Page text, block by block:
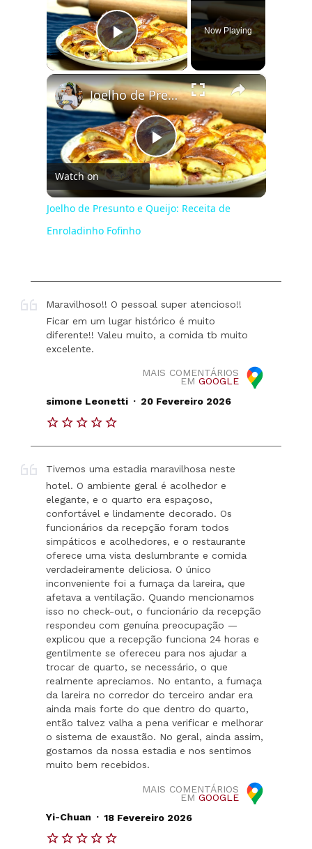
Play Video
Now Playing
×
Play
Video
Joelho de Presunto e Queijo: Receita de Enroladinho Fofinho
Watch on
Joelho de Presunto e Queijo: Receita de
Enroladinho Fofinho
Maravilhoso!! O pessoal super atencioso!!
Ficar em um lugar histórico é muito
diferente!! Valeu muito, a comida tb muito
excelente.
MAIS COMENTÁRIOS
EM GOOGLE
simone Leonetti . 20 Fevereiro 2026
Tivemos uma estadia maravilhosa neste
hotel. O ambiente geral é acolhedor e
elegante, e o quarto era espaçoso,
confortável e lindamente decorado. Os
funcionários da recepção foram todos
simpáticos e acolhedores, e o restaurante
oferece uma vista deslumbrante e comida
verdadeiramente deliciosa. O único
inconveniente foi a fumaça da lareira, que
afetava a ventilação. Quando mencionamos
isso no check-out, o funcionário da recepção
respondeu com genuína preocupação —
explicou que a recepção funciona 24 horas e
gentilmente se ofereceu para nos ajudar a
trocar de quarto, se necessário, o que
realmente apreciamos. No entanto, a fumaça
da lareira no corredor do terceiro andar era
ainda mais forte do que dentro do quarto,
então talvez valha a pena verificar e melhorar
o sistema de exaustão. No geral, ainda assim,
gostamos da nossa estadia e nos sentimos
muito bem recebidos.
MAIS COMENTÁRIOS
EM GOOGLE
Yi-Chuan . 18 Fevereiro 2026